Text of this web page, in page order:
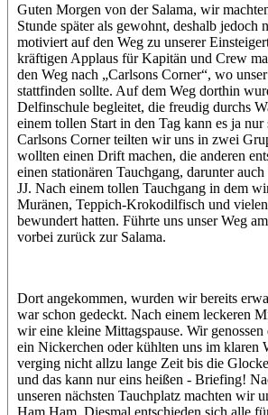
Guten Morgen von der Salama, wir
Stunde später als gewohnt, deshalb jedoch
motiviert auf den Weg zu unserer
kräftigen Applaus für Kapitän und Crew
den Weg nach „Carlsons Corner“, wo
stattfinden sollte. Auf dem Weg dorthin
Delfinschule begleitet, die freudig durchs
einem tollen Start in den Tag kann es ja
Carlsons Corner teilten wir uns in zwei
wollten einen Drift machen, die anderen
einen stationären Tauchgang, darunter
JJ. Nach einem tollen Tauchgang in dem
Muränen, Teppich-Krokodilfisch und
bewundert hatten. Führte uns unser Weg
vorbei zurück zur Salama.
Dort angekommen, wurden wir bereits
war schon gedeckt. Nach einem leckeren
wir eine kleine Mittagspause. Wir genossen
ein Nickerchen oder kühlten uns im klaren
verging nicht allzu lange Zeit bis die
und das kann nur eins heißen - Briefing!
unseren nächsten Tauchplatz machten wir
Ham Ham. Diesmal entschieden sich alle